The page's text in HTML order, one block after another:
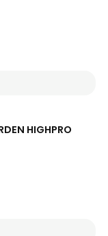
HIGHPRO